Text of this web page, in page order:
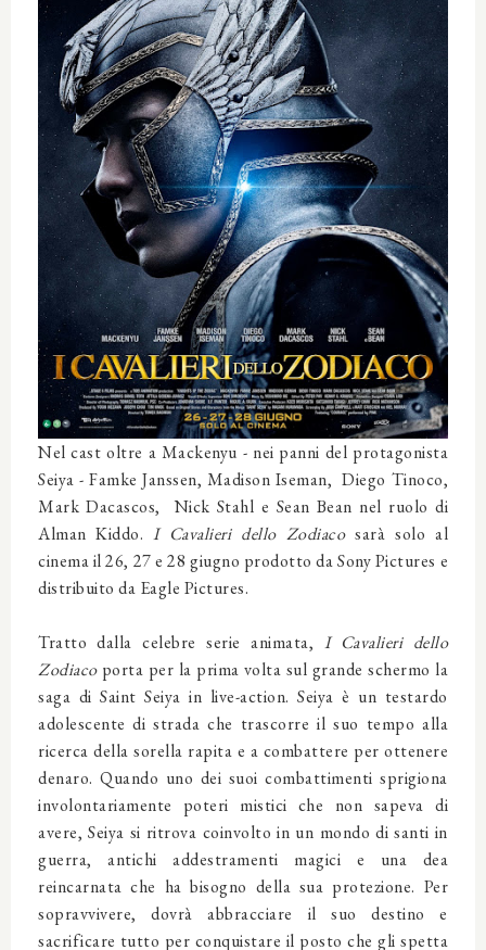
Nel cast oltre a Mackenyu - nei panni del protagonista
Seiya - Famke Janssen, Madison Iseman, Diego Tinoco,
Mark Dacascos, Nick Stahl e Sean Bean nel ruolo di
Alman Kiddo.I Cavalieri dello Zodiacosarà solo al
cinema il 26, 27 e 28 giugno prodotto da Sony Pictures e
distribuito da Eagle Pictures.
Tratto dalla celebre serie animata, I Cavalieri dello
Zodiaco porta per la prima volta sul grande schermo la
saga di Saint Seiya in live-action. Seiya è un testardo
adolescente di strada che trascorre il suo tempo alla
ricerca della sorella rapita e a combattere per ottenere
denaro. Quando uno dei suoi combattimenti sprigiona
involontariamente poteri mistici che non sapeva di
avere, Seiya si ritrova coinvolto in un mondo di santi in
guerra, antichi addestramenti magici e una dea
reincarnata che ha bisogno della sua protezione. Per
sopravvivere, dovrà abbracciare il suo destino e
sacrificare tutto per conquistare il posto che gli spetta